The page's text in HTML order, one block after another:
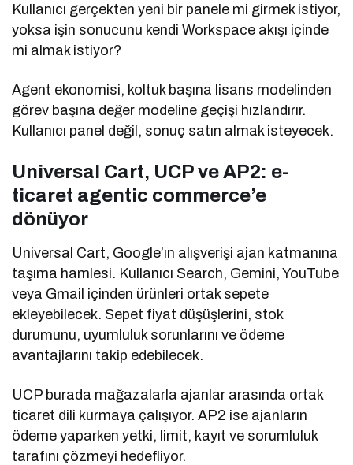
Kullanıcı gerçekten yeni bir panele mi girmek istiyor,
yoksa işin sonucunu kendi Workspace akışı içinde
mi almak istiyor?
Agent ekonomisi, koltuk başına lisans modelinden
görev başına değer modeline geçişi hızlandırır.
Kullanıcı panel değil, sonuç satın almak isteyecek.
Universal Cart, UCP ve AP2: e-
ticaret agentic commerce’e
dönüyor
Universal Cart, Google’ın alışverişi ajan katmanına
taşıma hamlesi. Kullanıcı Search, Gemini, YouTube
veya Gmail içinden ürünleri ortak sepete
ekleyebilecek. Sepet fiyat düşüşlerini, stok
durumunu, uyumluluk sorunlarını ve ödeme
avantajlarını takip edebilecek.
UCP burada mağazalarla ajanlar arasında ortak
ticaret dili kurmaya çalışıyor. AP2 ise ajanların
ödeme yaparken yetki, limit, kayıt ve sorumluluk
tarafını çözmeyi hedefliyor.